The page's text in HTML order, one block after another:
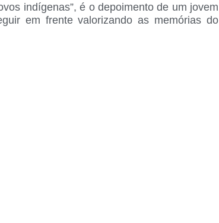
indígenas”, é o depoimento de um jovem
em frente valorizando as memórias do